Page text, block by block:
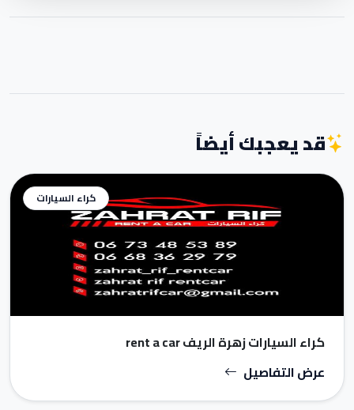
قد يعجبك أيضاً
كراء السيارات
كراء السيارات زهرة الريف rent a car
عرض التفاصيل